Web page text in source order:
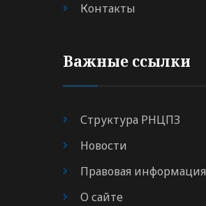
Контакты
Важные ссылки
Структура РНЦПЗ
Новости
Правовая информация
О сайте